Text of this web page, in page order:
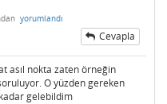
yorumlandı
Cevapla
asıl nokta zaten örneğin
O yüzden gereken
gelebildim